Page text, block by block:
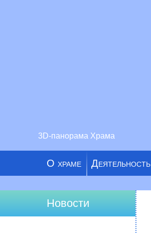
3D-панорама Храма
О храме Деятельность
Новости